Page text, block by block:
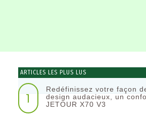
ARTICLES LES PLUS LUS
1
Redéfinissez votre façon
design audacieux, un
JETOUR X70 V3